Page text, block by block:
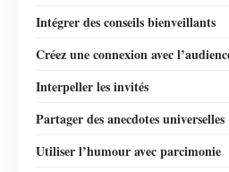
Intégrer des conseils bienveillants
Créez une connexion avec
Interpeller les invités
Partager des anecdotes universelles
Utiliser l’humour avec parcimonie